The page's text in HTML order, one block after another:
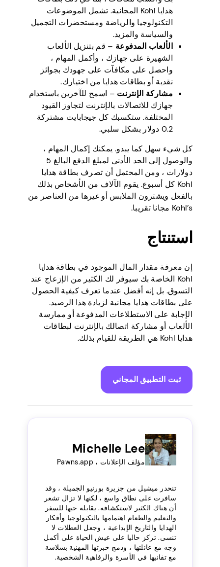
هدايا Kohl المجانية. تشمل الموضوعات
التكنولوجيا والرياضة ومستحضرات التجميل
والسياسة والمزيد.
الألعاب المدفوعة – قم بتنزيل الألعاب
الشهيرة على جهازك ، وأكمل المهام ،
واحصل على مكافآت على جهودك بجوائز
نقدية أو بطاقات هدايا من اختيارك.
مشاركة الإنترنت – اسمح للآخرين باستخدام
جهازك للاتصالات بالإنترنت لتجاوز القيود
المختلفة. ستكسبك كل جيجابايت مشتركة
0.2 دولار بشكل سلبي.
كل شيء سهل كما يبدو. يمكنك إكمال المهام ،
والوصول إلى الحد الأدنى لمبلغ الدفع البالغ 5
دولارات ، ومن المحتمل أن تصرف بطاقة هدايا
Kohl كل أسبوع. يقوم الآلاف من الأشخاص بذلك
بالفعل ويشترون الملابس أو غيرها من العناصر من
Kohl’s مجانا تقريبا.
استنتاج
إن معرفة مقدار المال الموجود في بطاقة هدايا
Kohl الخاصة بك سيوفر لك الكثير من الإزعاج عند
التسوق. بل إنه أفضل عندما تعرف كيفية الحصول
على بطاقات هدايا مجانية لزيادة هذا الرصيد.
الإجابة على الاستطلاعات المدفوعة أو ممارسة
الألعاب أو مشاركة اتصالك بالإنترنت لبطاقات
هدايا Kohl هي الطريقة للقيام بذلك.
ثبت التطبيق المجاني
Michelle Lee
مؤلف الإعلانات ، Pawns.app
تنحدر ميشيل من جزيرة بورنيو الجميلة ، وقد
سافرت على نطاق واسع ، لكنها لا تزال تشعر
أن هناك الكثير لاستكشافه. يقابله حبها للسفر
والتعليم والطعام اهتمامها بالتكنولوجيا وأفكار
الهدايا والتاريخ الإبداعية ، وجعل العطلات لا
تنسى. تركز حاليا على عيش الحياة على أكمل
وجه مع عائلتها ، ودمج خبرتها المهنية بسلاسة
مع تفانيها في الأسرة والرفاهية الشخصية.